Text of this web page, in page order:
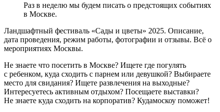
Раз в неделю мы будем писать о предстоящих событиях
в Москве.
Ландшафтный фестиваль «Сады и цветы» 2025. Описание,
дата проведения, режим работы, фотографии и отзывы. Всё о
мероприятиях Москвы.
Не знаете что посетить в Москве? Ищете где погулять
с ребенком, куда сходить с парнем или девушкой? Выбираете
место для свидания? Ищете развлечения на выходные?
Интересуетесь активным отдыхом? Посещаете выставки?
Не знаете куда сходить на корпоратив? Кудамоскоу поможет!